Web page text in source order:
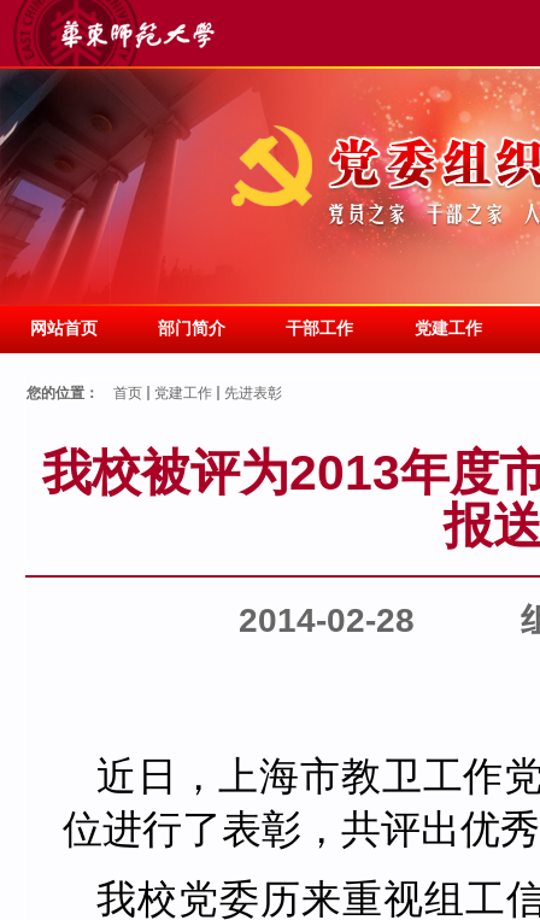
网站首页 部门简介 干部工作 党建工作
您的位置： 首页 党建工作 先进表彰
我校被评为2013年度
报
2014-02-28
近日，上海市教卫工作
位进行了表彰，共评出优
我校党委历来重视组工